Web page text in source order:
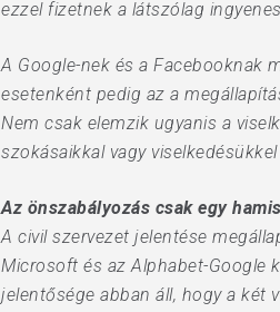
ezzel fizetnek a látszólag
A Google-nek és a Facebooknak
esetenként pedig az a
Nem csak elemzik ugyanis a
szokásaikkal vagy
Az önszabályozás csak egy
A civil szervezet jelentése
Microsoft és az Alphabet-Google
jelentősége abban áll, hogy a két